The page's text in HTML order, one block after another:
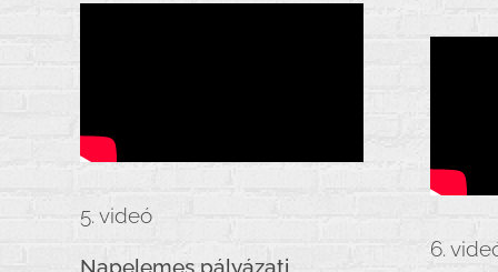
5. videó
Napelemes pályázati
6.